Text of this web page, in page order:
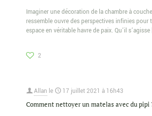
Imaginer une décoration de la chambre à
ressemble ouvre des perspectives infinies pour
espace en véritable havre de paix. Qu’il s’agisse
2
Allan le 17 juillet 2021 à 16h43
Comment nettoyer un matelas avec du pipi